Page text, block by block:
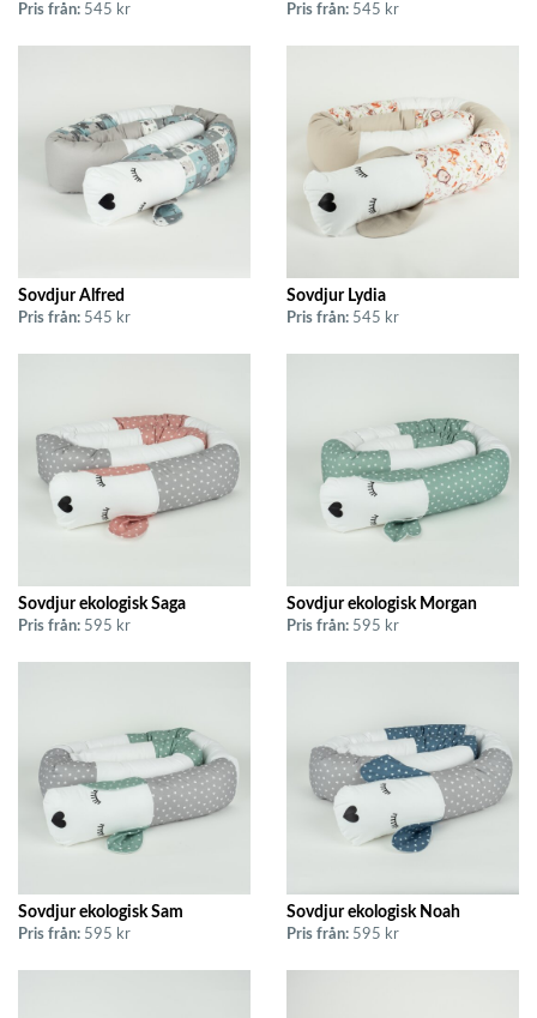
Pris från: 545 kr Pris från: 545 kr
Sovdjur Alfred
Pris från: 545 kr
Sovdjur Lydia
Pris från: 545 kr
Sovdjur ekologisk Saga
Pris från: 595 kr
Sovdjur ekologisk Morgan
Pris från: 595 kr
Sovdjur ekologisk Sam
Pris från: 595 kr
Sovdjur ekologisk Noah
Pris från: 595 kr